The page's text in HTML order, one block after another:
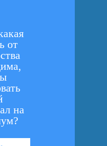
от
на